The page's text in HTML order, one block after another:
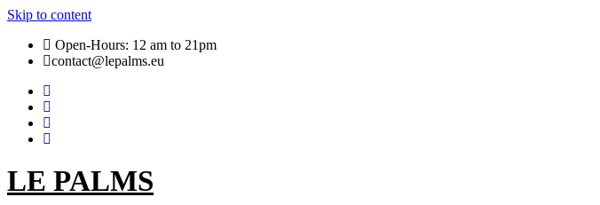
Skip to content
Open-Hours: 12 am to 21pm
contact@lepalms.eu
LE PALMS